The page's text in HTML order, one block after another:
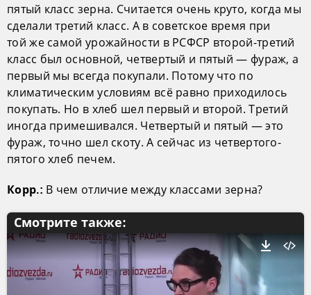
пятый класс зерна. Считается очень круто, когда мы
сделали третий класс. А в советское время при
той же самой урожайности в РСФСР второй-третий
класс был основной, четвертый и пятый — фураж, а
первый мы всегда покупали. Потому что по
климатическим условиям всё равно приходилось
покупать. Но в хлеб шел первый и второй. Третий
иногда примешивался. Четвертый и пятый — это
фураж, точно шел скоту. А сейчас из четвертого-
пятого хлеб печем.
Корр.: В чем отличие между классами зерна?
Смотрите также: